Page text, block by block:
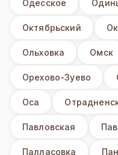
Одесское
Октябрьский
Ольховка Омск
Орехово-Зуево
Оса
Павловская
Палласовка